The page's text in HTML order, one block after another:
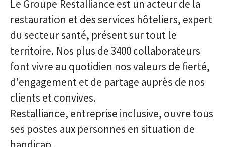
Le Groupe Restalliance est un acteur de la
restauration et des services hôteliers, expert
du secteur santé, présent sur tout le
territoire. Nos plus de 3400 collaborateurs
font vivre au quotidien nos valeurs de fierté,
d'engagement et de partage auprès de nos
clients et convives.
Restalliance, entreprise inclusive, ouvre tous
ses postes aux personnes en situation de